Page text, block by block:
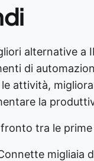
alternative a
di
attività,
la
tra le prime
migliaia